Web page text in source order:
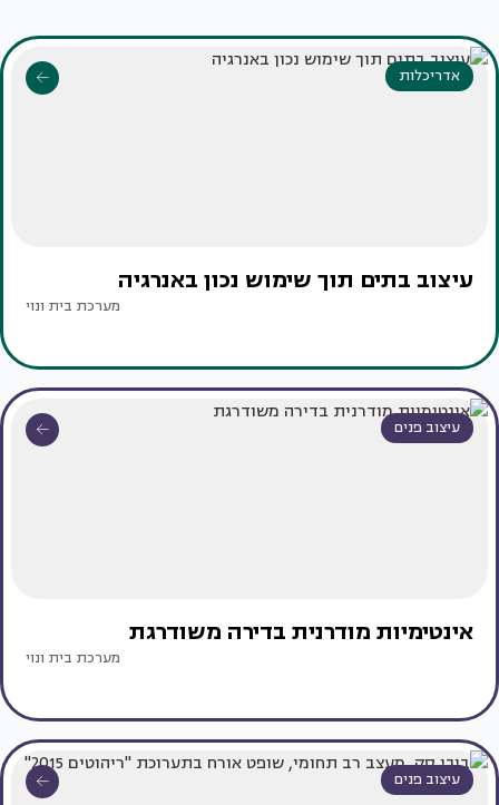
אדריכלות
עיצוב בתים תוך שימוש נכון באנרגיה
מערכת בית ונוי
עיצוב פנים
אינטימיות מודרנית בדירה משודרגת
מערכת בית ונוי
עיצוב פנים